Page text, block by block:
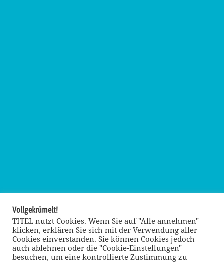
Vollgekrümelt!
TITEL nutzt Cookies. Wenn Sie auf "Alle annehmen"
klicken, erklären Sie sich mit der Verwendung aller
Cookies einverstanden. Sie können Cookies jedoch
auch ablehnen oder die "Cookie-Einstellungen"
besuchen, um eine kontrollierte Zustimmung zu